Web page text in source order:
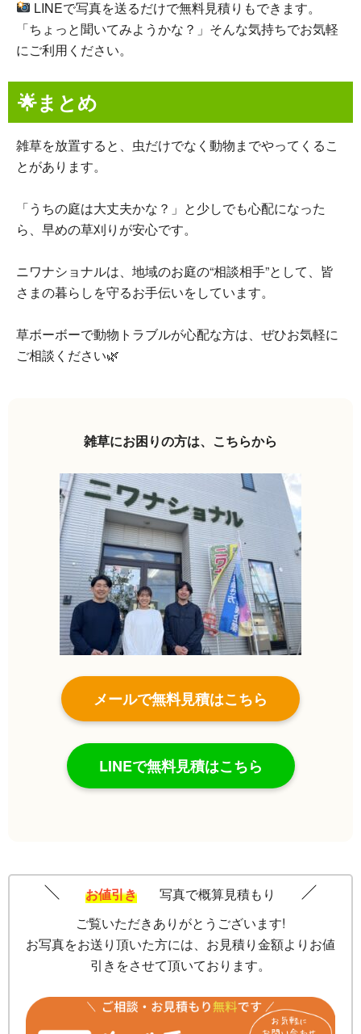
LINEで写真を送るだけで無料見積りもできます。
「ちょっと聞いてみようかな？」そんな気持ちでお気軽
にご利用ください。
🌟まとめ
雑草を放置すると、虫だけでなく動物までやってくるこ
とがあります。
「うちの庭は大丈夫かな？」と少しでも心配になった
ら、早めの草刈りが安心です。
ニワナショナルは、地域のお庭の“相談相手”として、皆
さまの暮らしを守るお手伝いをしています。
草ボーボーで動物トラブルが心配な方は、ぜひお気軽に
ご相談ください🌿
雑草にお困りの方は、こちらから
メールで無料見積はこちら
LINEで無料見積はこちら
お値引き
写真で概算見積もり
ご覧いただきありがとうございます!
お写真をお送り頂いた方には、お見積り金額よりお値
引きをさせて頂いております。